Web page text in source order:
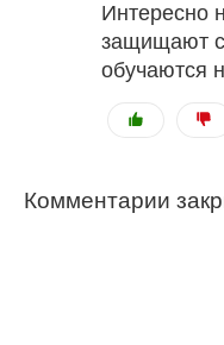
Интересно
защищают
обучаются
Комментарии